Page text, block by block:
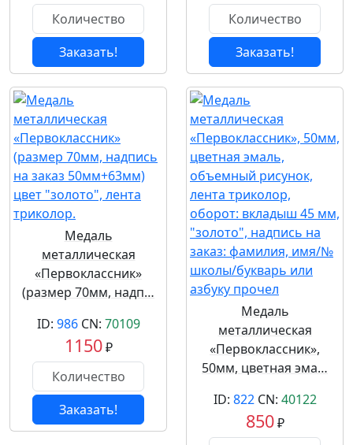
Заказать! Заказать!
Медаль
металлическая
«Первоклассник»
(размер 70мм, надп…
ID: 986CN: 70109
1150₽
Заказать!
Медаль
металлическая
«Первоклассник»,
50мм, цветная эма…
ID: 822CN: 40122
850₽